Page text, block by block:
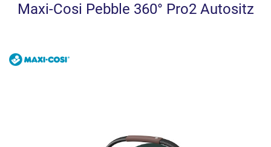
Maxi-Cosi Pebble 360° Pro2 Autositz